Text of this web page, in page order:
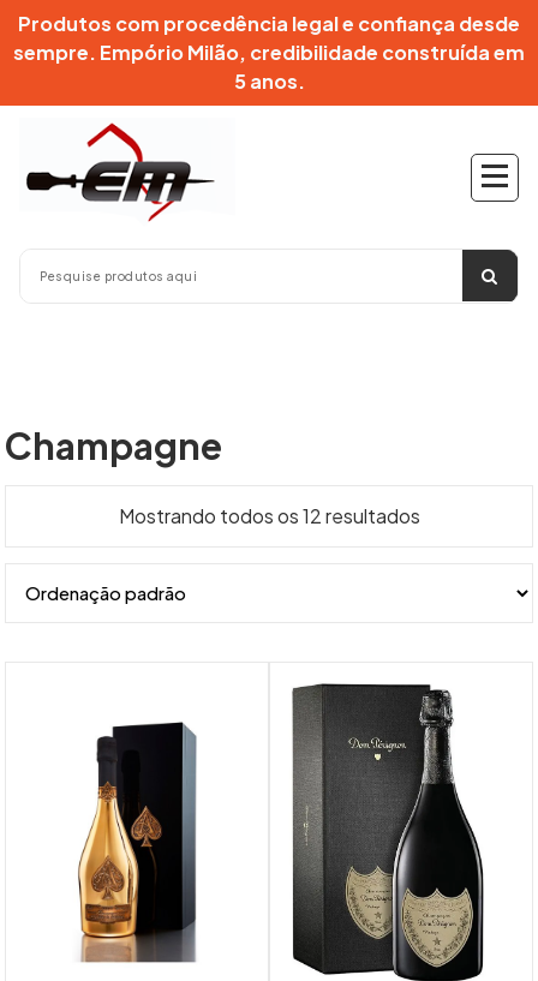
PularProdutos com procedência legal e confiança desde
sempre. Empório Milão, credibilidade construída em
5 anos.
Champagne
Mostrando todos os 12 resultados